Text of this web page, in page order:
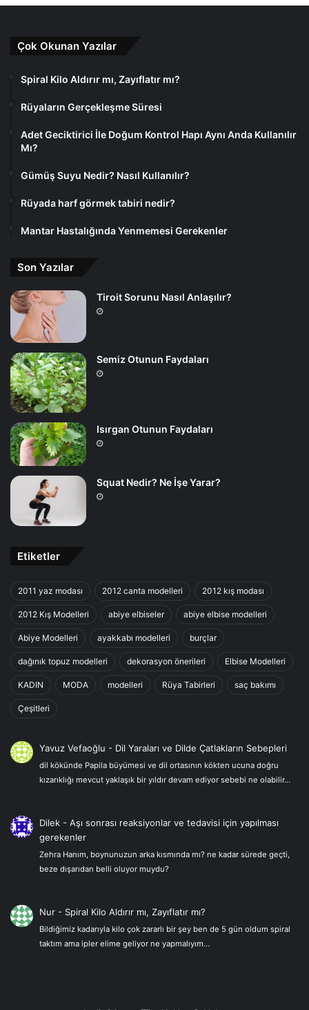
Çok Okunan Yazılar
Spiral Kilo Aldırır mı, Zayıflatır mı?
Rüyaların Gerçekleşme Süresi
Adet Geciktirici İle Doğum Kontrol Hapı Aynı Anda Kullanılır
Mı?
Gümüş Suyu Nedir? Nasıl Kullanılır?
Rüyada harf görmek tabiri nedir?
Mantar Hastalığında Yenmemesi Gerekenler
Son Yazılar
Tiroit Sorunu Nasıl Anlaşılır?
Semiz Otunun Faydaları
Isırgan Otunun Faydaları
Squat Nedir? Ne İşe Yarar?
Etiketler
2011 yaz modası 2012 canta modelleri 2012 kış modası
2012 Kış Modelleri abiye elbiseler abiye elbise modelleri
Abiye Modelleri ayakkabı modelleri burçlar
dağınık topuz modelleri dekorasyon önerileri Elbise Modelleri
KADIN MODA modelleri Rüya Tabirleri saç bakımı
Çeşitleri
Yavuz Vefaoğlu - Dil Yaraları ve Dilde Çatlakların Sebepleri
dil kökünde Papila büyümesi ve dil ortasının kökten ucuna doğru
kızarıklığı mevcut yaklaşık bir yıldır devam ediyor sebebi ne olabilir…
Dilek -Aşı sonrası reaksiyonlar ve tedavisi için yapılması
gerekenler
Zehra Hanım, boynunuzun arka kısmında mı? ne kadar sürede geçti,
beze dışarıdan belli oluyor muydu?
Nur - Spiral Kilo Aldırır mı, Zayıflatır mı?
Bildiğimiz kadarıyla kilo çok zararlı bir şey ben de 5 gün oldum spiral
taktım ama ipler elime geliyor ne yapmalıyım…